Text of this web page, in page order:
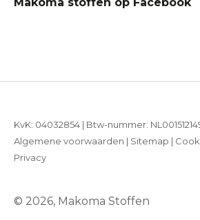
© 2026, Makoma Stoffen
KvK: 04032854 | Btw-nummer:
Algemene voorwaarden | Sitemap |
Privacy